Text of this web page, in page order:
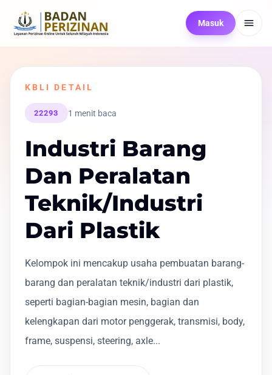
Masuk
KBLI DETAIL
22293 1 menit baca
Industri Barang
Dan Peralatan
Teknik/Industri
Dari Plastik
Kelompok ini mencakup usaha pembuatan barang-
barang dan peralatan teknik/industri dari plastik,
seperti bagian-bagian mesin, bagian dan
kelengkapan dari motor penggerak, transmisi, body,
frame, suspensi, steering, axle...